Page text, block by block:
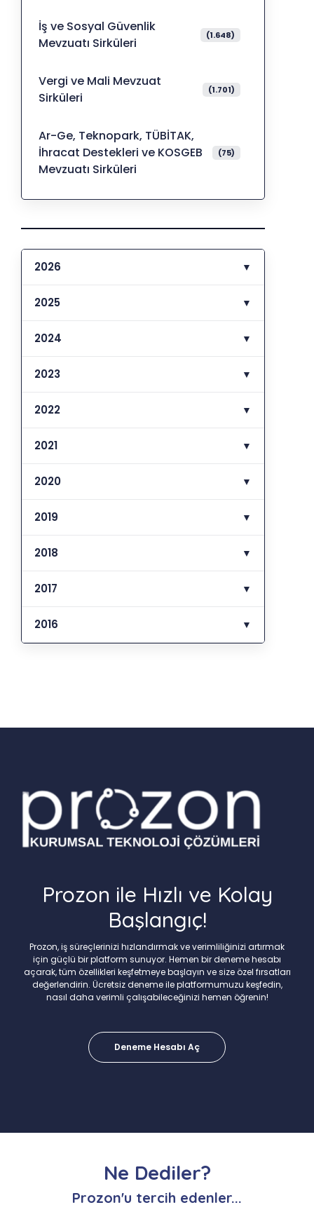
İş ve Sosyal Güvenlik
Mevzuatı Sirküleri
(1.648)
Vergi ve Mali Mevzuat
Sirküleri
(1.701)
Ar-Ge, Teknopark, TÜBİTAK,
İhracat Destekleri ve KOSGEB
Mevzuatı Sirküleri
(75)
2026 ▼
2025 ▼
2024 ▼
2023 ▼
2022 ▼
2021 ▼
2020 ▼
2019 ▼
2018 ▼
2017 ▼
2016 ▼
Prozon ile Hızlı ve Kolay
Başlangıç!
Prozon, iş süreçlerinizi hızlandırmak ve verimliliğinizi artırmak
için güçlü bir platform sunuyor. Hemen bir deneme hesabı
açarak, tüm özellikleri keşfetmeye başlayın ve size özel fırsatları
değerlendirin. Ücretsiz deneme ile platformumuzu keşfedin,
nasıl daha verimli çalışabileceğinizi hemen öğrenin!
Deneme Hesabı Aç
Ne Dediler?
Prozon'u tercih edenler...